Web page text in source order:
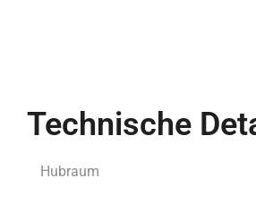
Technische
Hubraum